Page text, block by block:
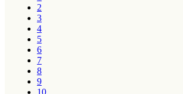
2
3
4
5
6
7
8
9